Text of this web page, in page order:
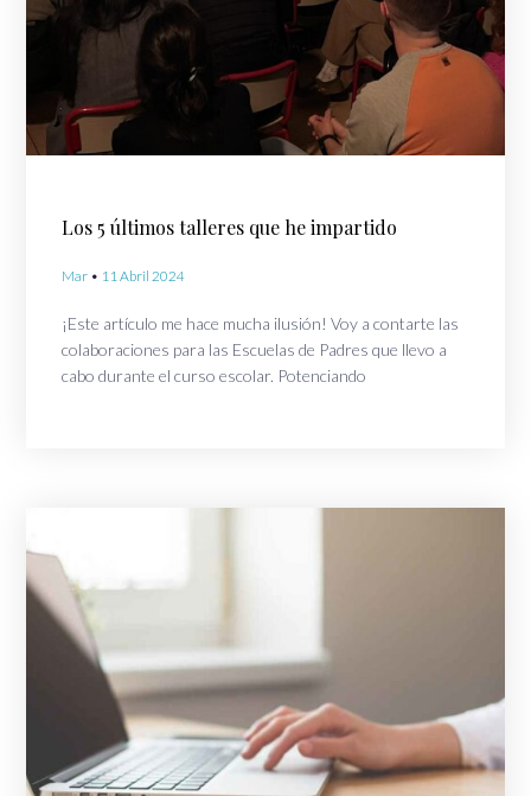
Los 5 últimos talleres que he impartido
Mar 11 Abril 2024
¡Este artículo me hace mucha ilusión! Voy a contarte las
colaboraciones para las Escuelas de Padres que llevo a
cabo durante el curso escolar. Potenciando